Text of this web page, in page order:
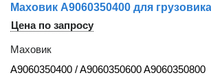
Маховик A9060350400 для
Цена по запросу
Маховик
A9060350400 / A9060350600 A9060350800